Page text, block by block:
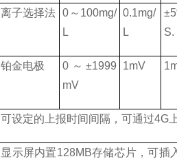
离子选择法 0 ～ 100mg/
L
0.1mg/
L
±
S.
铂金电极 0 ～±1999
mV
1mV
可设定的上报时间间隔，可通过4G
显示屏内置128MB存储芯片，可插